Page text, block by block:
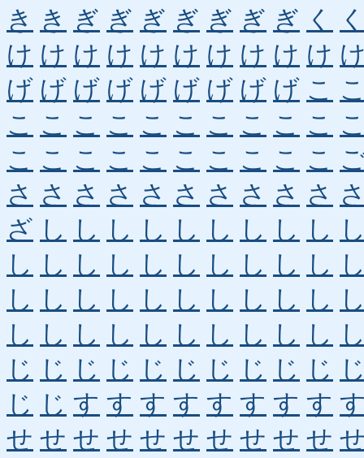
き き ぎ ぎ ぎ ぎ ぎ ぎ ぎ く
け け け け け け け け け け
げ げ げ げ げ げ げ げ げ こ
こ こ こ こ こ こ こ こ こ こ
こ こ こ こ こ こ こ こ こ こ
さ さ さ さ さ さ さ さ さ さ
ざ し し し し し し し し し
し し し し し し し し し し
し し し し し し し し し し
し し し し し し し し し し
じ じ じ じ じ じ じ じ じ じ
じ じ す す す す す す す す
せ せ せ せ せ せ せ せ せ せ